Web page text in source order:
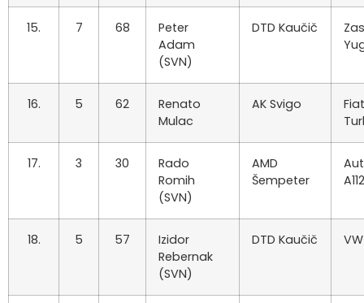
15. 7 68
Peter
Adam
(SVN)
DTD Kaučič
16. 5 62
Renato
Mulac
AK Svigo
17. 3 30
Rado
Romih
(SVN)
AMD
Šempeter
A112
18. 5 57
Izidor
Rebernak
(SVN)
DTD Kaučič